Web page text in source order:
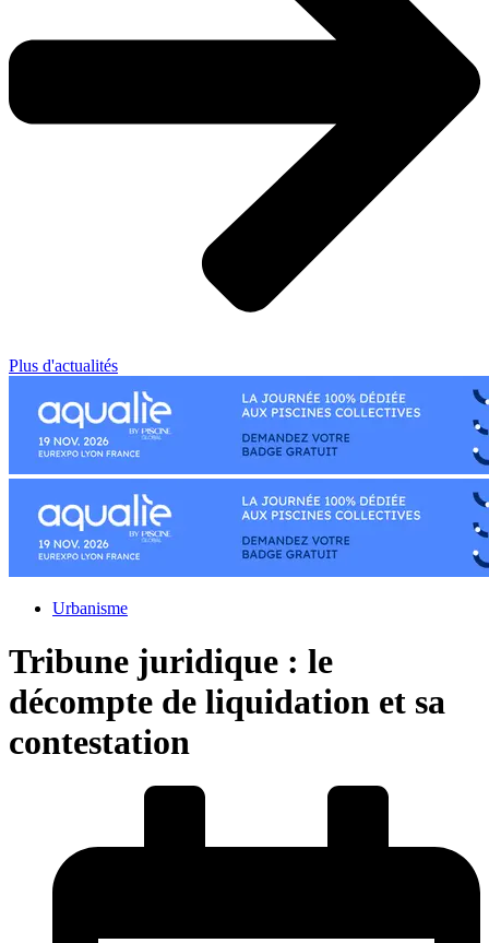
Plus d'actualités
Urbanisme
Tribune juridique : le
décompte de liquidation et sa
contestation